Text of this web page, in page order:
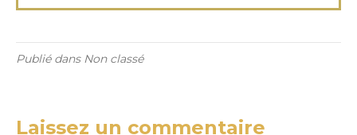
Publié dans Non classé
Laissez un commentaire